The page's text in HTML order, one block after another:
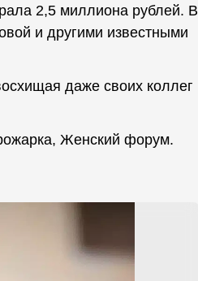
2,5 миллиона рублей. В
и другими известными
даже своих коллег
Женский форум.